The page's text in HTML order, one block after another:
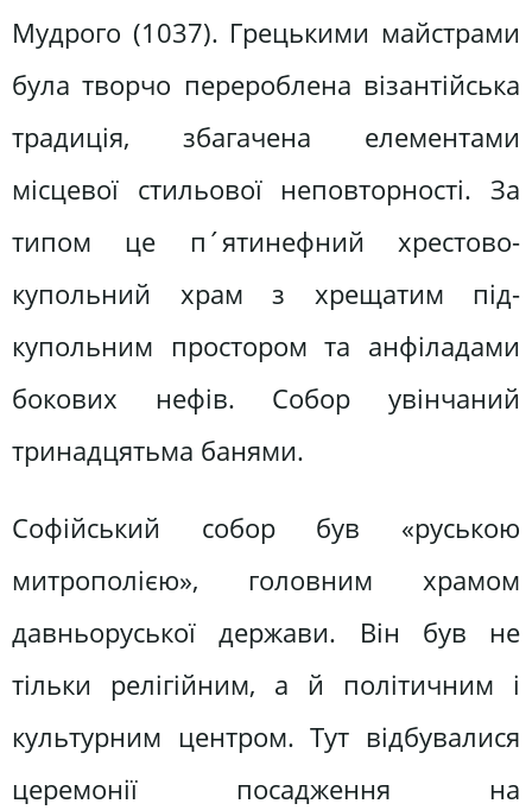
Мудрого (1037). Грецькими майстрами
була творчо перероблена візантійська
традиція, збагачена елементами
місцевої стильової неповторності. За
типом це п´ятинефний хрестово-
купольний храм з хрещатим під-
купольним простором та анфіладами
бокових нефів. Собор увінчаний
тринадцятьма банями.
Софійський собор був «руською
митрополією», головним храмом
давньоруської держави. Він був не
тільки релігійним, а й політичним і
культурним центром. Тут відбувалися
церемонії посадження на